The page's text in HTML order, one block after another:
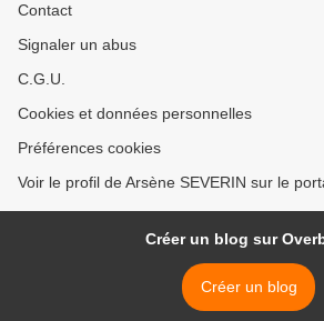
Contact
Signaler un abus
C.G.U.
Cookies et données personnelles
Préférences cookies
Voir le profil de Arsène SEVERIN sur le
Créer un blog sur
Créer un blog